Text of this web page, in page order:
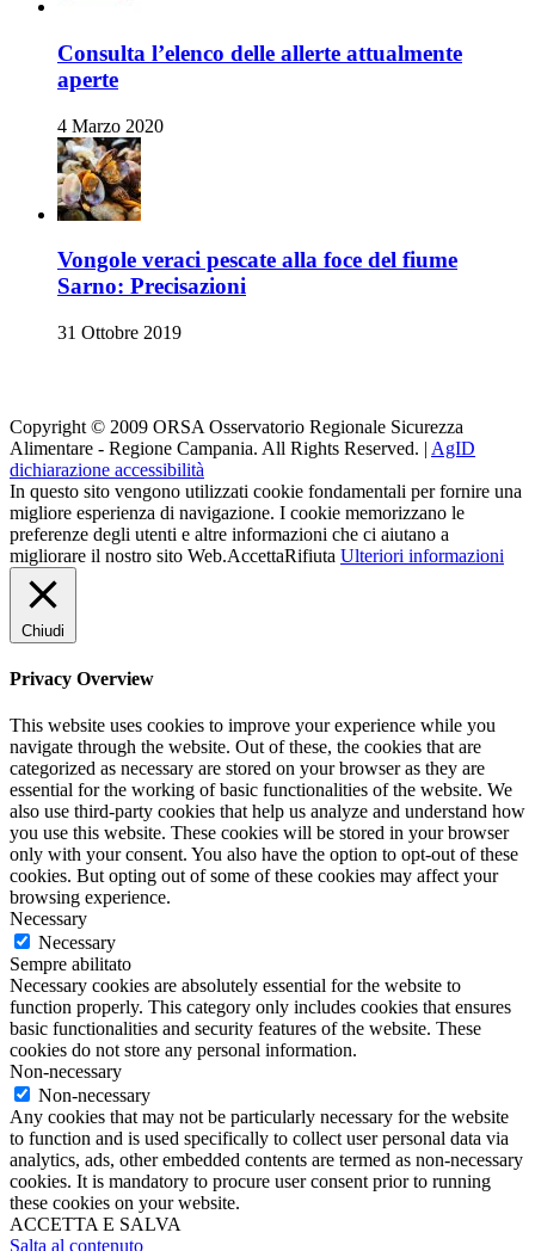
Consulta l’elenco delle allerte attualmente
aperte
4 Marzo 2020
Vongole veraci pescate alla foce del fiume
Sarno: Precisazioni
31 Ottobre 2019
Copyright © 2009 ORSA Osservatorio Regionale Sicurezza
Alimentare - Regione Campania. All Rights Reserved. | AgID
dichiarazione accessibilità
In questo sito vengono utilizzati cookie fondamentali per fornire una
migliore esperienza di navigazione. I cookie memorizzano le
preferenze degli utenti e altre informazioni che ci aiutano a
migliorare il nostro sito Web.AccettaRifiuta Ulteriori informazioni
Chiudi
Privacy Overview
This website uses cookies to improve your experience while you
navigate through the website. Out of these, the cookies that are
categorized as necessary are stored on your browser as they are
essential for the working of basic functionalities of the website. We
also use third-party cookies that help us analyze and understand how
you use this website. These cookies will be stored in your browser
only with your consent. You also have the option to opt-out of these
cookies. But opting out of some of these cookies may affect your
browsing experience.
Necessary
Necessary
Sempre abilitato
Necessary cookies are absolutely essential for the website to
function properly. This category only includes cookies that ensures
basic functionalities and security features of the website. These
cookies do not store any personal information.
Non-necessary
Non-necessary
Any cookies that may not be particularly necessary for the website
to function and is used specifically to collect user personal data via
analytics, ads, other embedded contents are termed as non-necessary
cookies. It is mandatory to procure user consent prior to running
these cookies on your website.
ACCETTA E SALVA
Salta al contenuto